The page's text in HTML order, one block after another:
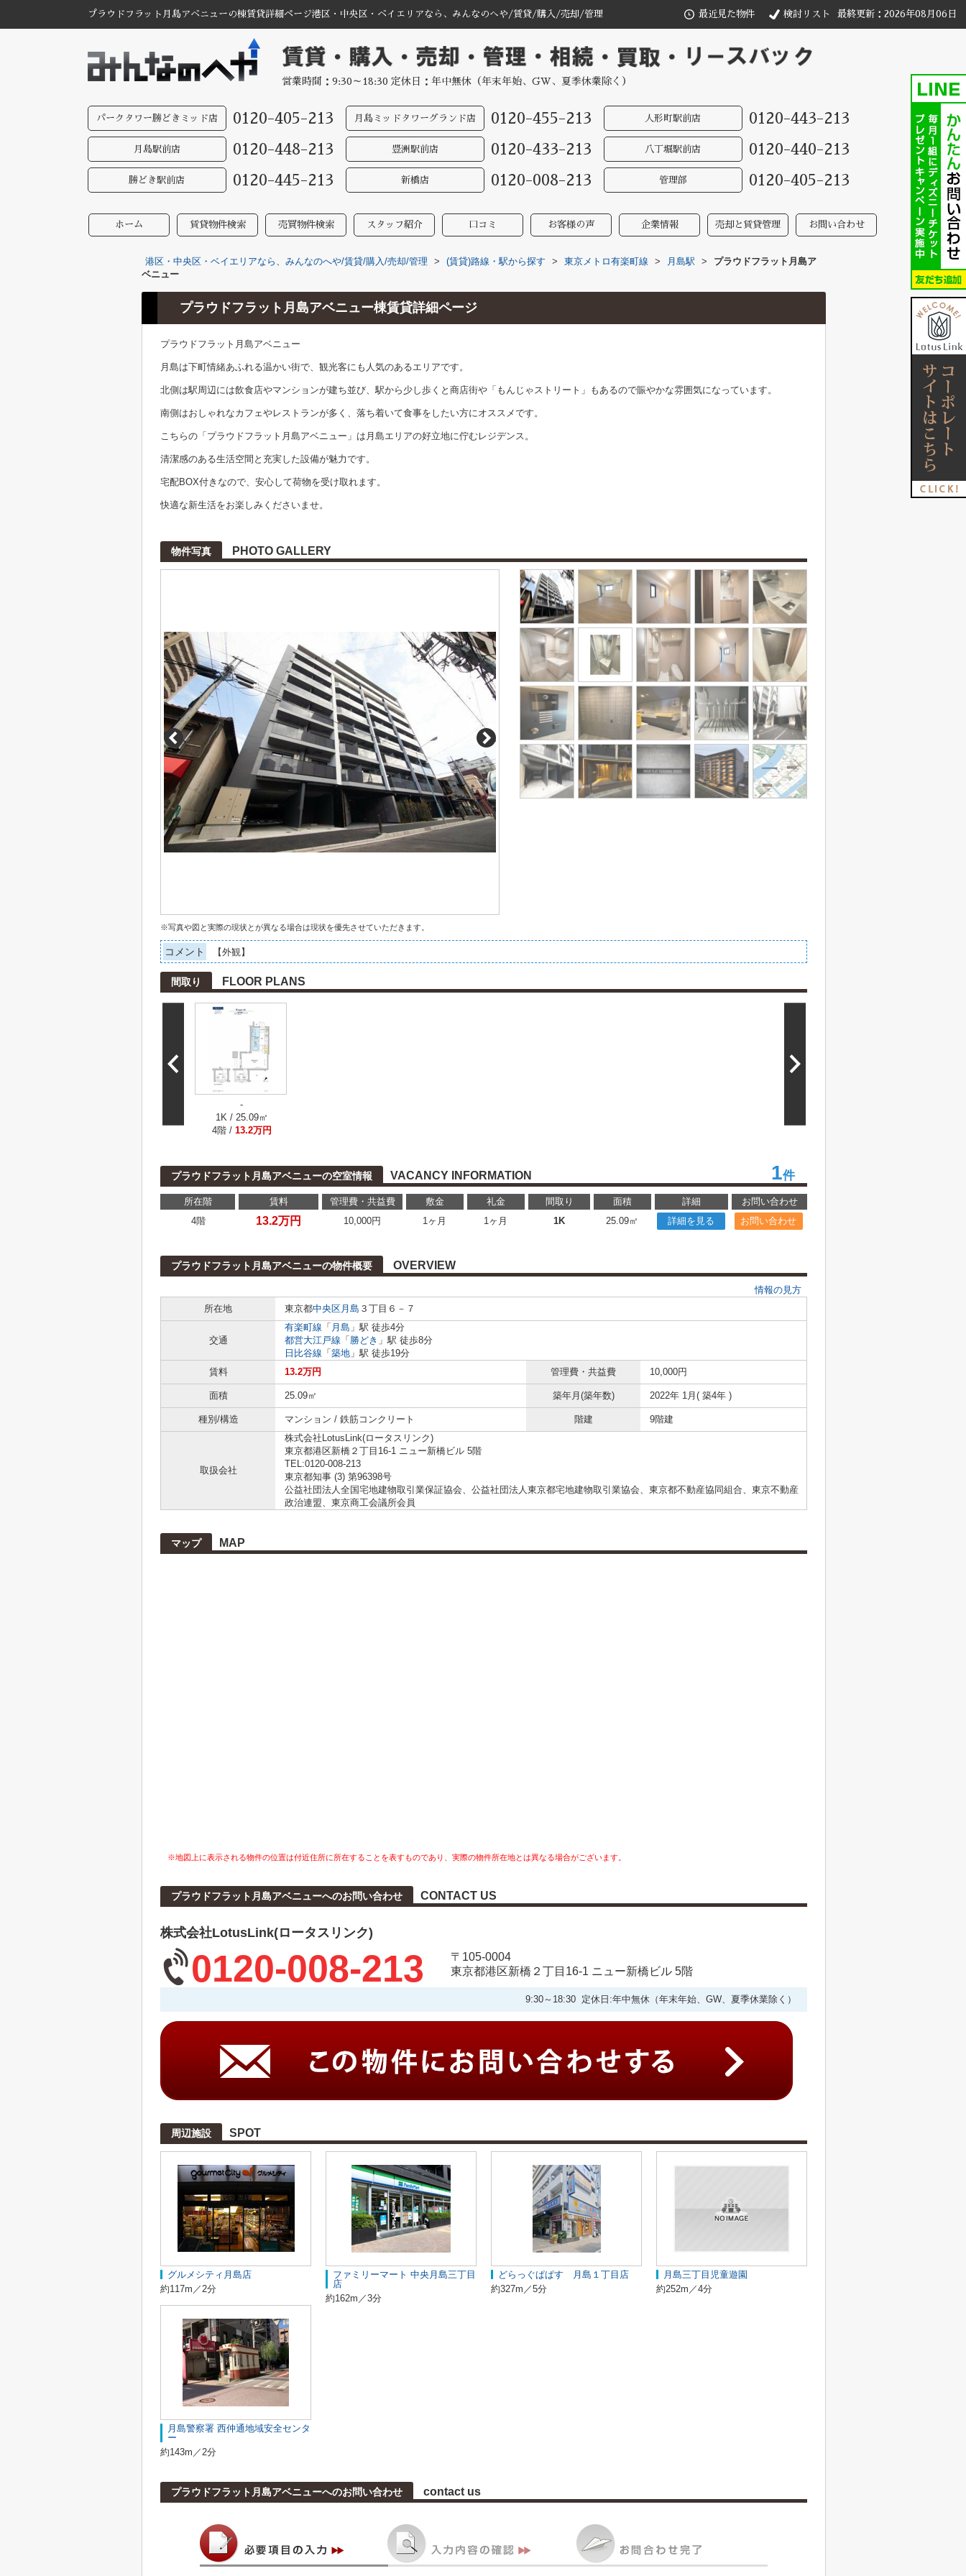
プラウドフラット月島アベニューの棟賃貸詳細ページ港区・中央区・ベイエリアなら、みんなのへや/賃貸/購入/売却/管理 最近見た物件 検討リスト 最終更新：2026年08月06日
営業時間：9:30～18:30 定休日：年中無休（年末年始、GW、夏季休業除く）
パークタワー勝どきミッド店 0120-405-213 月島ミッドタワーグランド店 0120-455-213 人形町駅前店 0120-443-213
月島駅前店 0120-448-213 豊洲駅前店 0120-433-213 八丁堀駅前店 0120-440-213
勝どき駅前店 0120-445-213 新橋店 0120-008-213 管理部 0120-405-213
ホーム 賃貸物件検索 売買物件検索 スタッフ紹介 口コミ お客様の声 企業情報 売却と賃貸管理 お問い合わせ
港区・中央区・ベイエリアなら、みんなのへや/賃貸/購入/売却/管理 > (賃貸)路線・駅から探す > 東京メトロ有楽町線 > 月島駅 >
プラウドフラット月島ア
ベニュー
プラウドフラット月島アベニュー棟賃貸詳細ページ
プラウドフラット月島アベニュー
月島は下町情緒あふれる温かい街で、観光客にも人気のあるエリアです。
北側は駅周辺には飲食店やマンションが建ち並び、駅から少し歩くと商店街や「もんじゃストリート」もあるので賑やかな雰囲気になっています。
南側はおしゃれなカフェやレストランが多く、落ち着いて食事をしたい方にオススメです。
こちらの「プラウドフラット月島アベニュー」は月島エリアの好立地に佇むレジデンス。
清潔感のある生活空間と充実した設備が魅力です。
宅配BOX付きなので、安心して荷物を受け取れます。
快適な新生活をお楽しみくださいませ。
物件写真 PHOTO GALLERY
※写真や図と実際の現状とが異なる場合は現状を優先させていただきます。
コメント 【外観】
間取り FLOOR PLANS
-
1K / 25.09㎡
4階 / 13.2万円
プラウドフラット月島アベニューの空室情報 VACANCY INFORMATION 1件
所在階 賃料 管理費・共益費 敷金 礼金 間取り 面積 詳細
お問い合わせ
4階
13.2万円 10,000円 1ヶ月 1ヶ月 1K 25.09㎡ 詳細を見る お問い合わせ
プラウドフラット月島アベニューの物件概要 OVERVIEW
情報の見方
所在地
東京都中央区月島 ３丁目６－７
交通
有楽町線 「 月島 」駅 徒歩4分
都営大江戸線 「 勝どき 」駅 徒歩8分
日比谷線 「 築地 」駅 徒歩19分
賃料
13.2万円 管理費・共益費 10,000円
面積 25.09㎡ 築年月(築年数) 2022年 1月( 築4年 )
種別/構造 マンション / 鉄筋コンクリート 階建 9階建
取扱会社
株式会社LotusLink(ロータスリンク)
東京都港区新橋２丁目16-1 ニュー新橋ビル 5階
TEL:0120-008-213
東京都知事 (3) 第96398号
公益社団法人全国宅地建物取引業保証協会、公益社団法人東京都宅地建物取引業協会、東京都不動産協同組合、東京不動産
政治連盟、東京商工会議所会員
マップ MAP
※地図上に表示される物件の位置は付近住所に所在することを表すものであり、実際の物件所在地とは異なる場合がございます。
プラウドフラット月島アベニューへのお問い合わせ CONTACT US
株式会社LotusLink(ロータスリンク)
0120-008-213
〒105-0004
東京都港区新橋２丁目16-1 ニュー新橋ビル 5階
9:30～18:30 定休日:年中無休（年末年始、GW、夏季休業除く）
周辺施設 SPOT
グルメシティ月島店
約117m／2分
ファミリーマート 中央月島三丁目
店
約162m／3分
どらっぐぱぱす 月島１丁目店
約327m／5分
月島三丁目児童遊園
約252m／4分
月島警察署 西仲通地域安全センタ
ー
約143m／2分
プラウドフラット月島アベニューへのお問い合わせ contact us